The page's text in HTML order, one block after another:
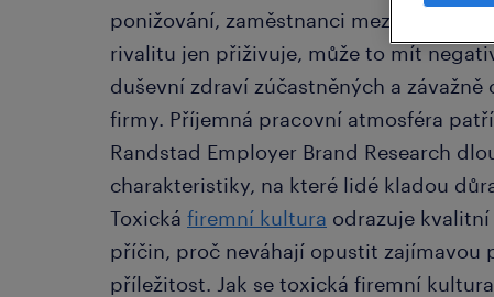
ponižování, zaměstnanci mezi sebou
rivalitu jen přiživuje, může to mít
duševní zdraví zúčastněných a
firmy. Příjemná pracovní atmosféra
Randstad Employer Brand Research
charakteristiky, na které lidé kladou
Toxická firemní kultura odrazuje kvalitní
příčin, proč neváhají opustit zajímavou
příležitost. Jak se toxická firemní